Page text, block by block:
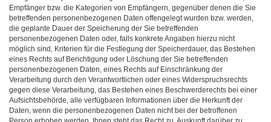
Empfänger bzw. die Kategorien von Empfängern, gegenüber denen die Sie
betreffenden personenbezogenen Daten offengelegt wurden bzw. werden,
die geplante Dauer der Speicherung der Sie betreffenden
personenbezogenen Daten oder, falls konkrete Angaben hierzu nicht
möglich sind, Kriterien für die Festlegung der Speicherdauer, das Bestehen
eines Rechts auf Berichtigung oder Löschung der Sie betreffenden
personenbezogenen Daten, eines Rechts auf Einschränkung der
Verarbeitung durch den Verantwortlichen oder eines Widerspruchsrechts
gegen diese Verarbeitung, das Bestehen eines Beschwerderechts bei einer
Aufsichtsbehörde, alle verfügbaren Informationen über die Herkunft der
Daten, wenn die personenbezogenen Daten nicht bei der betroffenen